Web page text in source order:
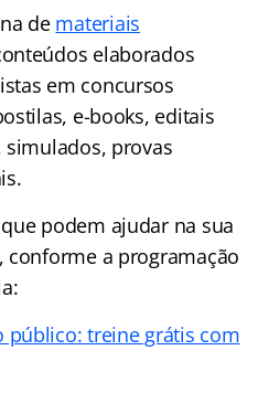
de materiais
elaborados
em concursos
e-books, editais
simulados, provas
podem ajudar na sua
a programação
público: treine grátis com